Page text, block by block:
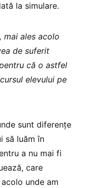
la simulare.
ales acolo
de suferit
că o astfel
elevului pe
sunt diferențe
să luăm în
a nu mai fi
care
unde am